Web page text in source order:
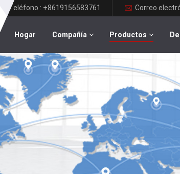
Teléfono : +8619156583761 Correo
Hogar Compañía Productos